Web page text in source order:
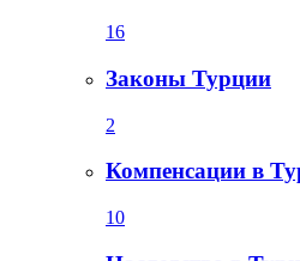
16
Законы Турции
2
Компенсации в
10